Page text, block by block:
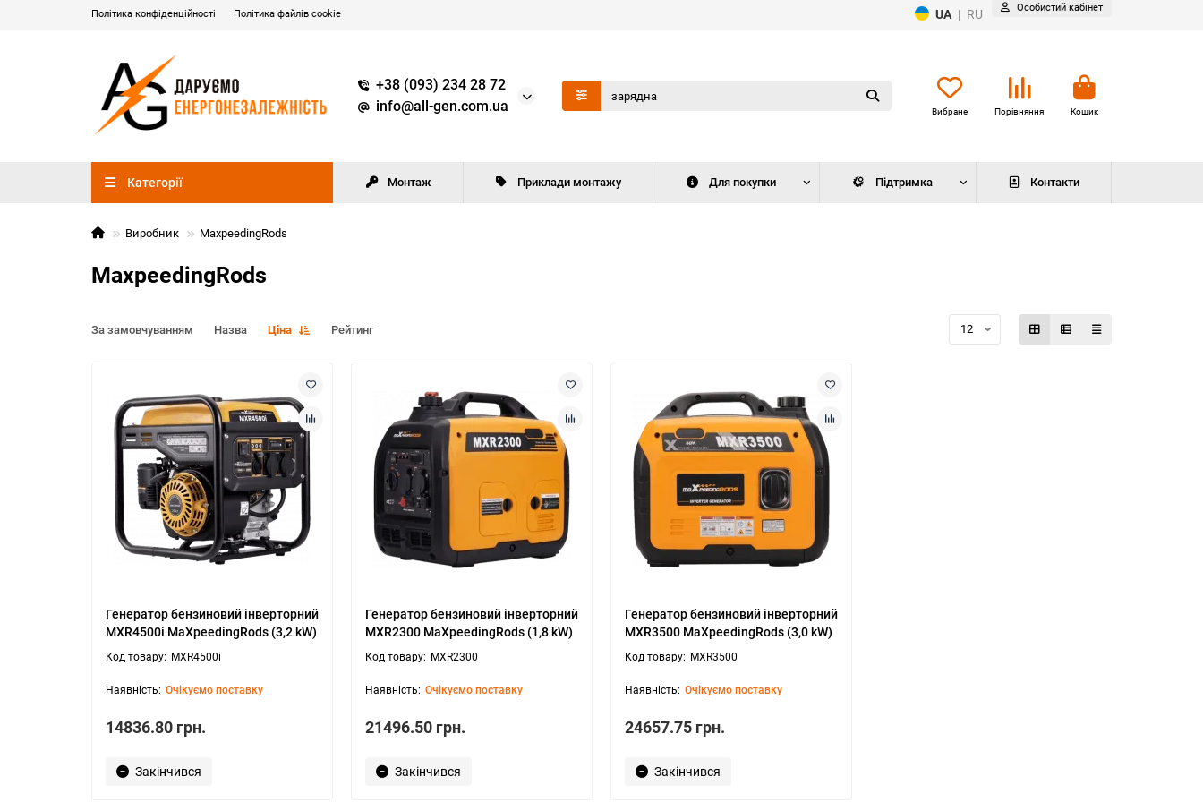
Політика конфіденційності Політика файлів cookie UA | RU Особистий кабінет
+38 (093) 234 28 72
info@all-gen.com.ua
Вибране Порівняння Кошик
Категорії Монтаж Приклади монтажу Для покупки Підтримка Контакти
Виробник MaxpeedingRods
MaxpeedingRods
За замовчуванням Назва Ціна Рейтинг
Генератор бензиновий інверторний
MXR4500i MaXpeedingRods (3,2 kW)
MXR4500i
Очікуємо поставку
14836.80 грн.
Закінчився
Генератор бензиновий інверторний
MXR2300 MaXpeedingRods (1,8 kW)
MXR2300
Очікуємо поставку
21496.50 грн.
Закінчився
Генератор бензиновий інверторний
MXR3500 MaXpeedingRods (3,0 kW)
MXR3500
Очікуємо поставку
24657.75 грн.
Закінчився